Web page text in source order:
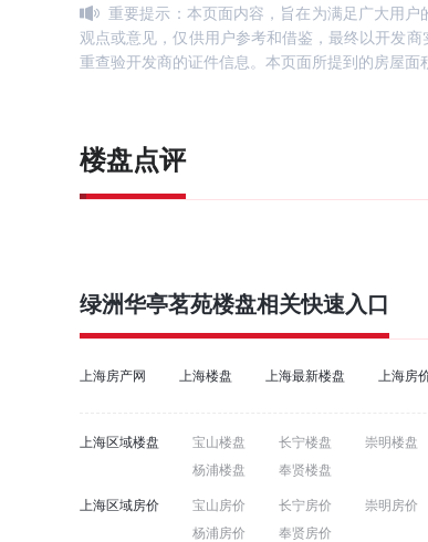
重要提示：本页面内容，旨在为满足广大用
观点或意见，仅供用户参考和借鉴，最终以开发
重查验开发商的证件信息。本页面所提到的房屋面
楼盘点评
绿洲华亭茗苑楼盘相关快速入口
上海房产网 上海楼盘 上海最新楼盘 上海房
上海区域楼盘 宝山楼盘 长宁楼盘 崇明楼盘
杨浦楼盘
奉贤楼盘
上海区域房价 宝山房价 长宁房价 崇明房价
杨浦房价
奉贤房价